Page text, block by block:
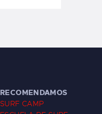
RECOMENDAMOS
SURF CAMP